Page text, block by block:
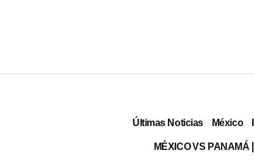
Últimas Noticias México
MÉXICO VS PANAMÁ